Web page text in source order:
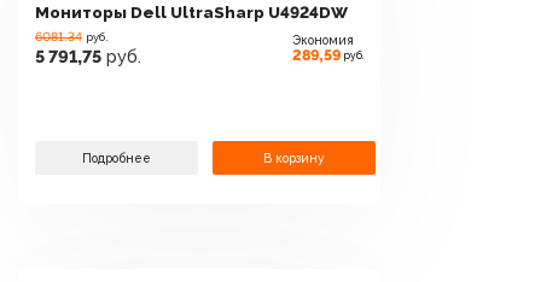
Мониторы Dell UltraSharp U4924DW
6081.34 руб.
5 791,75 руб.
Экономия
289,59 руб.
Подробнее В корзину